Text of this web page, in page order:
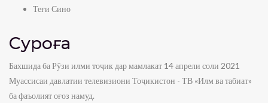
Теғи Сино
Суроға
Бахшида ба Рӯзи илми тоҷик дар мамлакат 14 апрели соли 2021
Муассисаи давлатии телевизиони Тоҷикистон - ТВ «Илм ва табиат»
ба фаъолият оғоз намуд.